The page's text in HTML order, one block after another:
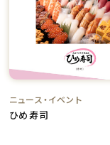
ニュース・イベント
ひめ寿司